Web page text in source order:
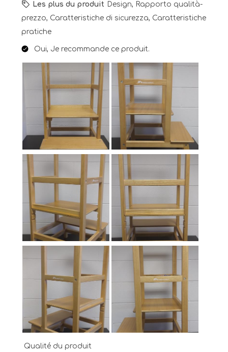
Les plus du produit Design, Rapporto qualità-
prezzo, Caratteristiche di sicurezza, Caratteristiche
pratiche
Oui, Je recommande ce produit.
Qualité du produit